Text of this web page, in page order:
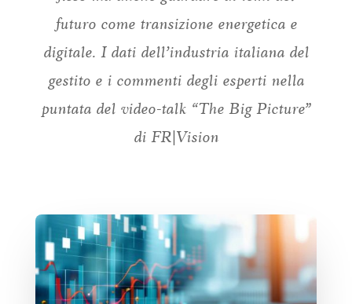
futuro come transizione energetica e
digitale. I dati dell’industria italiana del
gestito e i commenti degli esperti nella
puntata del video-talk “The Big Picture”
di FR|Vision